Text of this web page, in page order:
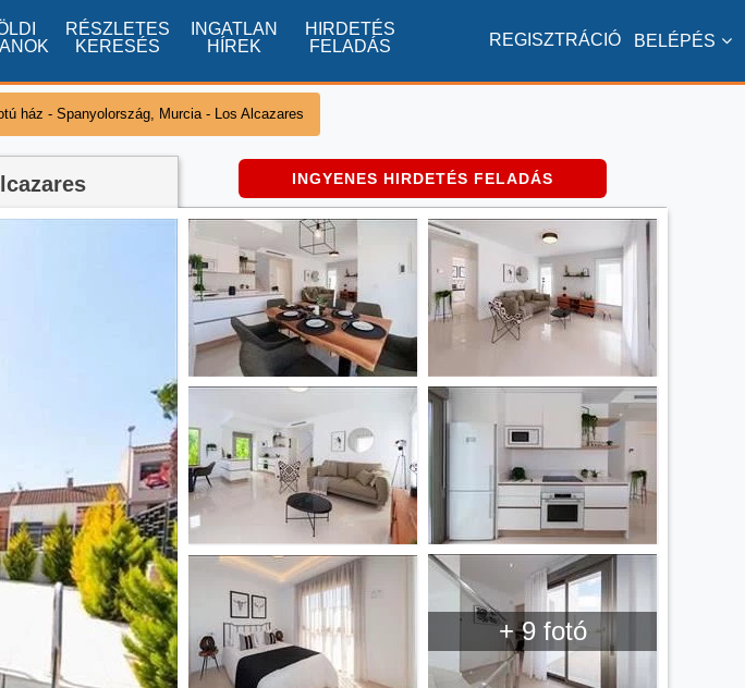
RÉSZLETES
KERESÉS
INGATLAN
HÍREK
HIRDETÉS
FELADÁS
BELÉPÉS
REGISZTRÁCIÓ
ház - Spanyolország, Murcia - Los Alcazares
INGYENES HIRDETÉS FELADÁS
+ 9 fotó